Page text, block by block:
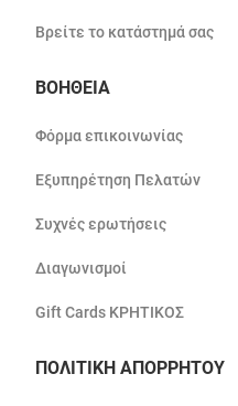
Βρείτε το κατάστημά σας
ΒΟΗΘΕΙΑ
Φόρμα επικοινωνίας
Εξυπηρέτηση Πελατών
Συχνές ερωτήσεις
Διαγωνισμοί
Gift Cards ΚΡΗΤΙΚΟΣ
ΠΟΛΙΤΙΚΗ ΑΠΟΡΡΗΤΟΥ